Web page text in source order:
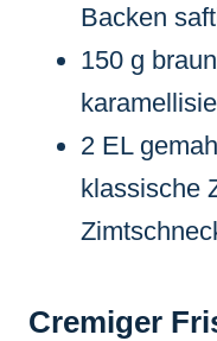
Backen
150 g
2 EL
klassische
Cremiger